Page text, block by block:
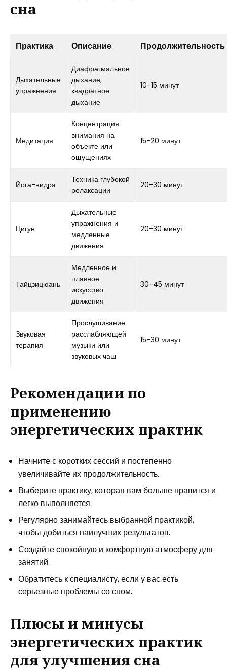
сна
Практика Описание Продолжительность
Дыхательные
упражнения
Диафрагмальное
дыхание,
квадратное
дыхание
10-15 минут
Медитация
Концентрация
внимания на
объекте или
ощущениях
15-20 минут
Йога-нидра
Техника глубокой
релаксации
20-30 минут
Цигун
Дыхательные
упражнения и
медленные
движения
20-30 минут
Тайцзицюань
Медленное и
плавное
искусство
движения
30-45 минут
Звуковая
терапия
Прослушивание
расслабляющей
музыки или
звуковых чаш
15-30 минут
Рекомендации по
применению
энергетических практик
Начните с коротких сессий и постепенно
увеличивайте их продолжительность.
Выберите практику, которая вам больше нравится и
легко выполняется.
Регулярно занимайтесь выбранной практикой,
чтобы добиться наилучших результатов.
Создайте спокойную и комфортную атмосферу для
занятий.
Обратитесь к специалисту, если у вас есть
серьезные проблемы со сном.
Плюсы и минусы
энергетических практик
для улучшения сна